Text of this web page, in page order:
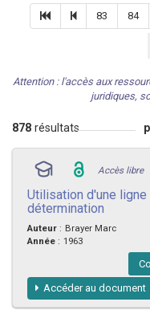
83 84
Attention : l'accès aux
juridiques,
878 résultats
Accès libre
Utilisation d'une ligne
détermination
Auteur : Brayer Marc
Année : 1963
Accéder au document